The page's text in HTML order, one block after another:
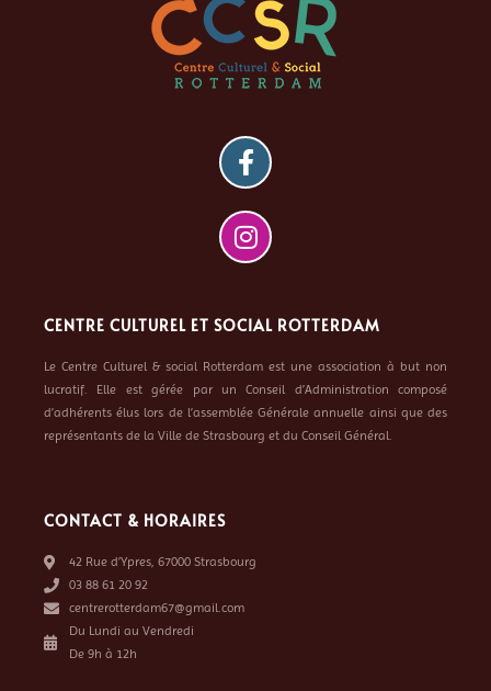
CENTRE CULTUREL ET SOCIAL ROTTERDAM
Le Centre Culturel & social Rotterdam est une association à but non
lucratif. Elle est gérée par un Conseil d’Administration composé
d’adhérents élus lors de l’assemblée Générale annuelle ainsi que des
représentants de la Ville de Strasbourg et du Conseil Général.
CONTACT & HORAIRES
42 Rue d’Ypres, 67000 Strasbourg
03 88 61 20 92
centrerotterdam67@gmail.com
Du Lundi au Vendredi
De 9h à 12h